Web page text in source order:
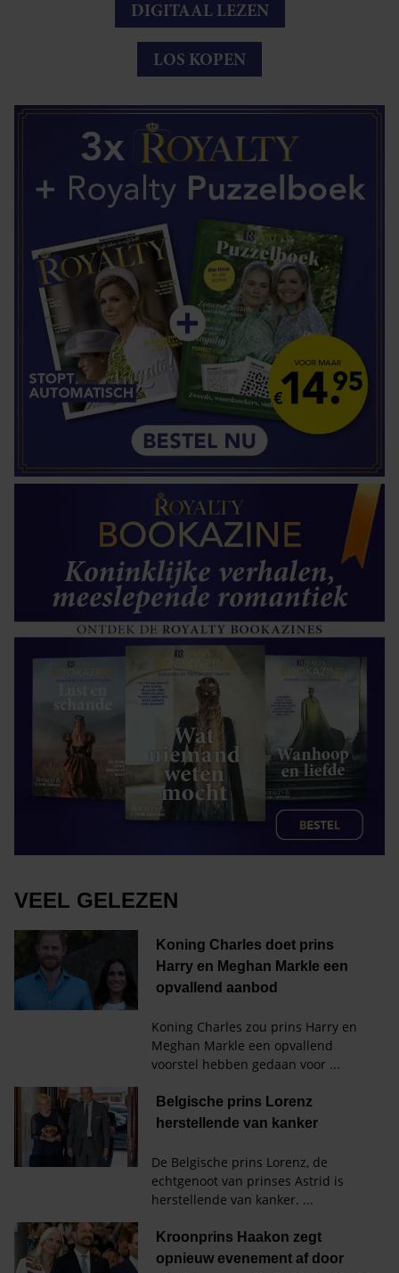
DIGITAAL LEZEN
LOS KOPEN